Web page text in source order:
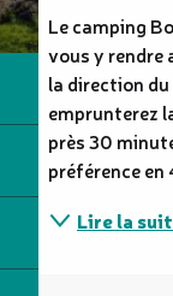
Le camping
vous y rendre
la direction
emprunterez
près 30
préférence en
Lire la